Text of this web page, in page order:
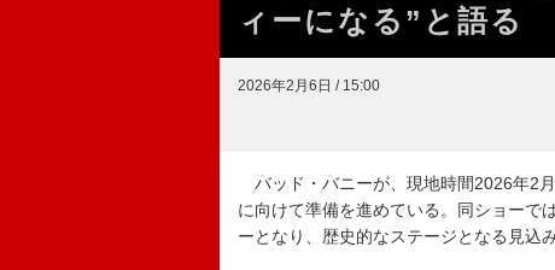
ィーになる”と語る
2026年2月6日 / 15:00
バッド・バニーが、現地時間2026年2
に向けて準備を進めている。同ショーで
ーとなり、歴史的なステージとなる見込み